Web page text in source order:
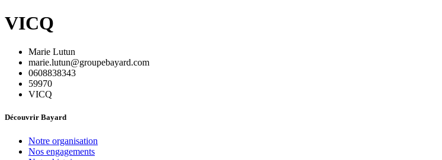
VICQ
Marie Lutun
marie.lutun@groupebayard.com
0608838343
59970
VICQ
Découvrir Bayard
Notre organisation
Nos engagements